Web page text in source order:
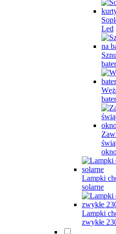
Led
Lampki
solarne
Lampki
zwykłe